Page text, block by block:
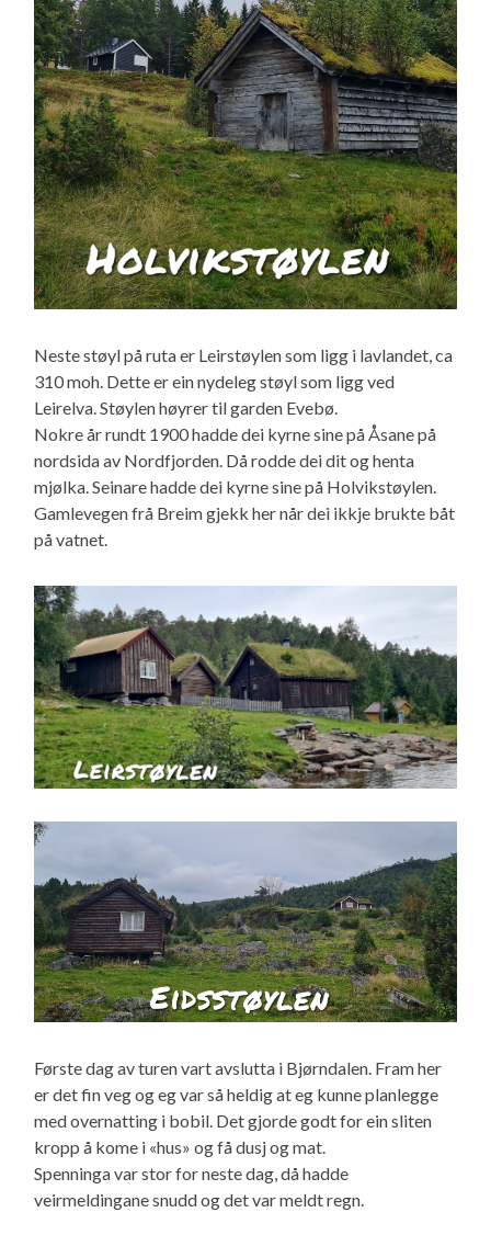
Neste støyl på ruta er Leirstøylen som ligg i lavlandet, ca
310 moh. Dette er ein nydeleg støyl som ligg ved
Leirelva. Støylen høyrer til garden Evebø.
Nokre år rundt 1900 hadde dei kyrne sine på Åsane på
nordsida av Nordfjorden. Då rodde dei dit og henta
mjølka. Seinare hadde dei kyrne sine på Holvikstøylen.
Gamlevegen frå Breim gjekk her når dei ikkje brukte båt
på vatnet.
Første dag av turen vart avslutta i Bjørndalen. Fram her
er det fin veg og eg var så heldig at eg kunne planlegge
med overnatting i bobil. Det gjorde godt for ein sliten
kropp å kome i «hus» og få dusj og mat.
Spenninga var stor for neste dag, då hadde
veirmeldingane snudd og det var meldt regn.